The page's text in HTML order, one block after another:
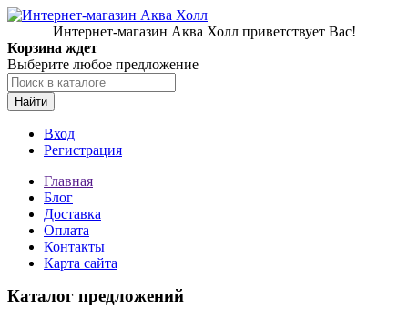
Интернет-магазин Аква Холл приветствует Вас!
Корзина ждет
Выберите любое предложение
Найти
Вход
Регистрация
Главная
Блог
Доставка
Оплата
Контакты
Карта сайта
Каталог предложений